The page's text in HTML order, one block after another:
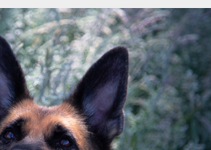
Cara und Bella